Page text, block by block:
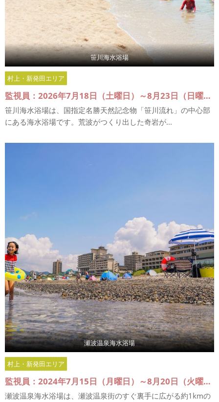
笹川海水浴場
村上・新発田エリア
監視員：2026年7月18日（土曜日）～8月23日（日曜日）
笹川海水浴場は、国指定名勝天然記念物「笹川流れ」の中心部
にある海水浴場です。荒波がつくり出した奇岩が...
瀬波温泉海水浴場
村上・新発田エリア
監視員：2024年7月15日（月曜日）～8月20日（火曜日）
瀬波温泉海水浴場は、瀬波温泉街のすぐ裏手に広がる約1kmの